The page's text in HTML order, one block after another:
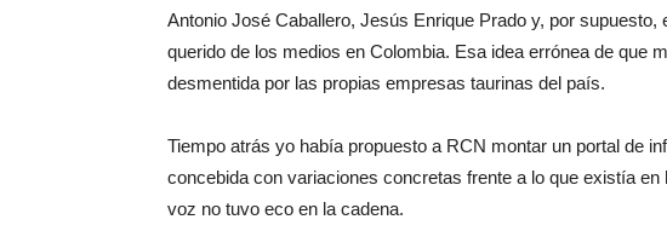
Antonio José Caballero, Jesús Enrique Prado y, por
querido de los medios en Colombia. Esa idea errónea de que
desmentida por las propias empresas taurinas del país.
Tiempo atrás yo había propuesto a RCN montar un portal de
concebida con variaciones concretas frente a lo que existía
voz no tuvo eco en la cadena.